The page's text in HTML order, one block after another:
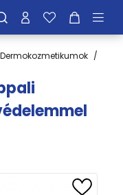
Dermokozmetikumok